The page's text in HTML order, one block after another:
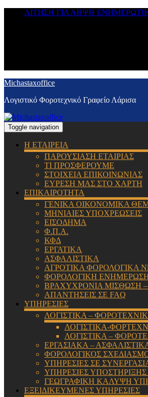
ΑΙΤΗΣΗ ΓΙΑ ΛΗΨΗ
Michastaxoffice
Λογιστικό Φοροτεχνικό Γραφείο Λάρισα
Toggle navigation
Η ΕΤΑΙΡΕΙΑ
ΠΑΡΟΥΣΙΑΣΗ ΕΤΑΙΡΙΑΣ
ΤΙ ΠΡΟΣΦΕΡΟΥΜΕ
ΣΤΟΙΧΕΙΑ ΕΠΙΚΟΙΝΩΝΙΑΣ
ΕΥΡΕΣΗ ΜΑΣ ΣΤΟ ΧΑΡΤΗ
ΕΠΙΚΑΙΡΟΤΗΤΑ
ΓΕΝΙΚΑ ΟΙΚΟΝΟΜΙΚΑ
ΜΗΝΙΑΙΕΣ ΥΠΟΧΡΕΩΣΕΙΣ
ΕΙΣΟΔΗΜΑ
Φ.Π.Α.
ΚΦΔ
ΕΡΓΑΤΙΚΑ
ΑΣΦΑΛΙΣΤΙΚΑ
ΑΓΡΟΤΙΚΑ ΦΟΡΟΛΟΓΙΚΑ
ΦΟΡΟΛΟΓΙΚΗ
ΒΡΑΧΥΧΡΟΝΙΑ ΜΙΣΘΩΣΗ –
ΑΠΑΝΤΗΣΕΙΣ ΣΕ FAQ
ΥΠΗΡΕΣΙΕΣ
ΛΟΓΙΣΤΙΚΑ –
ΛΟΓΙΣΤΙΚΑ-
ΛΟΓΙΣΤΙΚΑ –
ΕΡΓΑΣΙΑΚΑ –
ΦΟΡΟΛΟΓΙΚΟΣ
ΥΠΗΡΕΣΙΕΣ ΣΕ
ΥΠΗΡΕΣΙΕΣ
ΓΕΩΓΡΑΦΙΚΗ ΚΑΛΥΨΗ
ΕΞΕΙΔΙΚΕΥΜΕΝΕΣ ΥΠΗΡΕΣΙΕΣ